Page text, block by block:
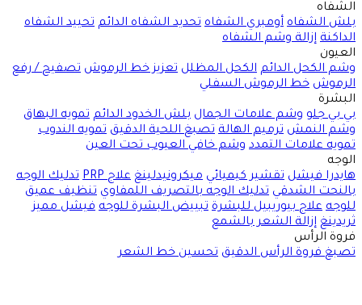
الشفاه
بلش الشفاه أومبري الشفاه تحديد الشفاه الدائم تحييد الشفاه
الداكنة إزالة وشم الشفاه
العيون
وشم الكحل الدائم الكحل المظلل تعزيز خط الرموش تصفيح / رفع
الرموش خط الرموش السفلي
البشرة
بي بي جلو وشم علامات الجمال بلش الخدود الدائم تمويه البهاق
وشم النمش ترميم الهالة تصبغ اللحية الدقيق تمويه الندوب
تمويه علامات التمدد وشم خافي العيوب تحت العين
الوجه
هايدرا فيشل تقشير كيميائي ميكرونيدلينغ علاج PRP
تدليك الوجه
بالنحت الشدقي تدليك الوجه بالتصريف اللمفاوي تنظيف عميق
للوجه علاج بيوريبيل للبشرة تبييض البشرة للوجه فيشل مميز
ثريدينغ إزالة الشعر بالشمع
فروة الرأس
تصبغ فروة الرأس الدقيق تحسين خط الشعر